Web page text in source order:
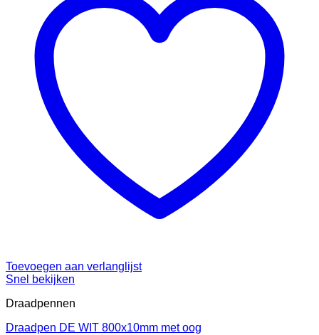
Toevoegen aan verlanglijst
Snel bekijken
Draadpennen
Draadpen DE WIT 800x10mm met oog